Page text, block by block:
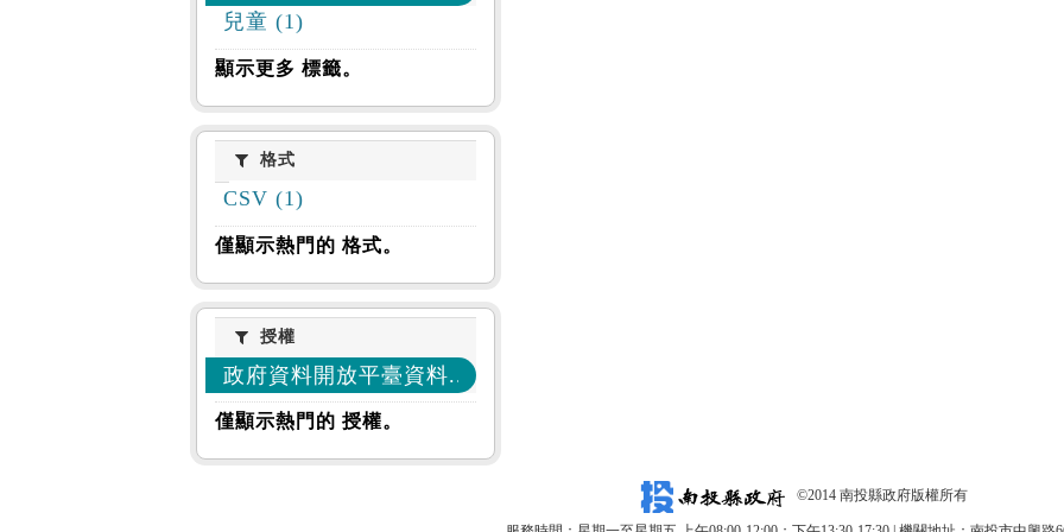
兒童 (1)
顯示更多 標籤。
格式格式
CSV (1)
僅顯示熱門的 格式。
授權授權
政府資料開放平臺資料... (1)
僅顯示熱門的 授權。
©2014 南投縣政府版權所有